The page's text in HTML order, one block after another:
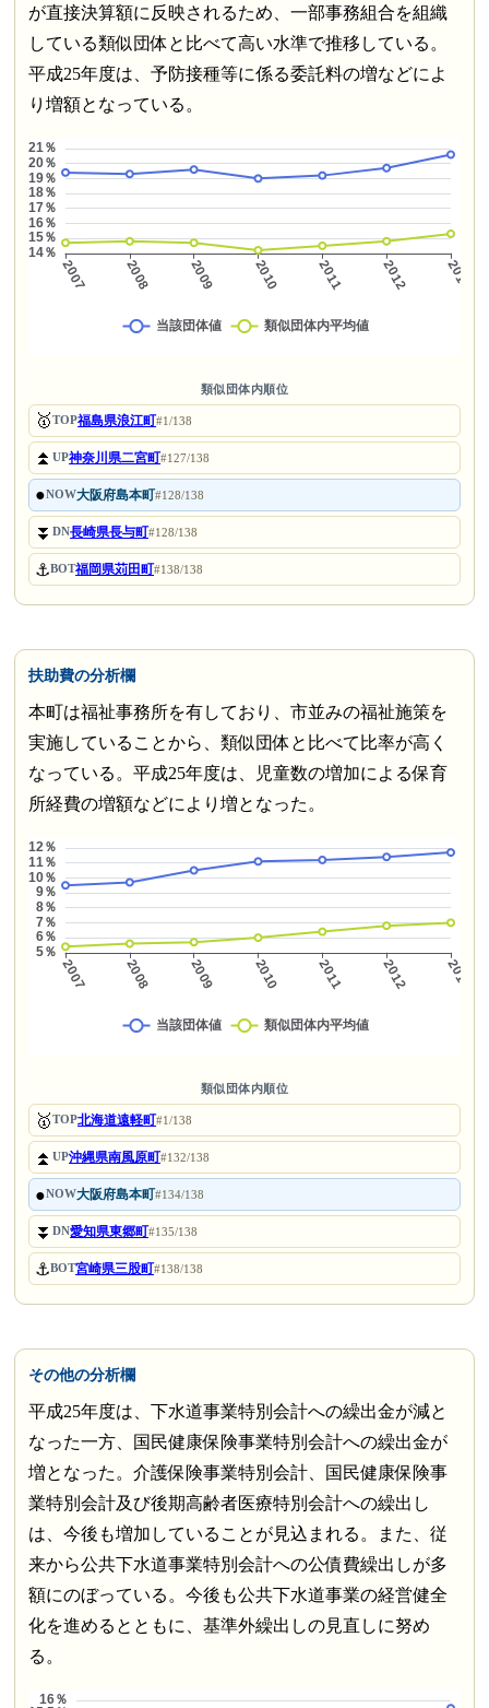
が直接決算額に反映されるため、一部事務組合を組織
している類似団体と比べて高い水準で推移している。
平成25年度は、予防接種等に係る委託料の増などによ
り増額となっている。
類似団体内順位
🥇TOP福島県浪江町#1/138
⏫UP神奈川県二宮町#127/138
●NOW大阪府島本町#128/138
⏬DN長崎県長与町#128/138
⚓BOT福岡県苅田町#138/138
扶助費の分析欄
本町は福祉事務所を有しており、市並みの福祉施策を
実施していることから、類似団体と比べて比率が高く
なっている。平成25年度は、児童数の増加による保育
所経費の増額などにより増となった。
類似団体内順位
🥇TOP北海道遠軽町#1/138
⏫UP沖縄県南風原町#132/138
●NOW大阪府島本町#134/138
⏬DN愛知県東郷町#135/138
⚓BOT宮崎県三股町#138/138
その他の分析欄
平成25年度は、下水道事業特別会計への繰出金が減と
なった一方、国民健康保険事業特別会計への繰出金が
増となった。介護保険事業特別会計、国民健康保険事
業特別会計及び後期高齢者医療特別会計への繰出し
は、今後も増加していることが見込まれる。また、従
来から公共下水道事業特別会計への公債費繰出しが多
額にのぼっている。今後も公共下水道事業の経営健全
化を進めるとともに、基準外繰出しの見直しに努め
る。